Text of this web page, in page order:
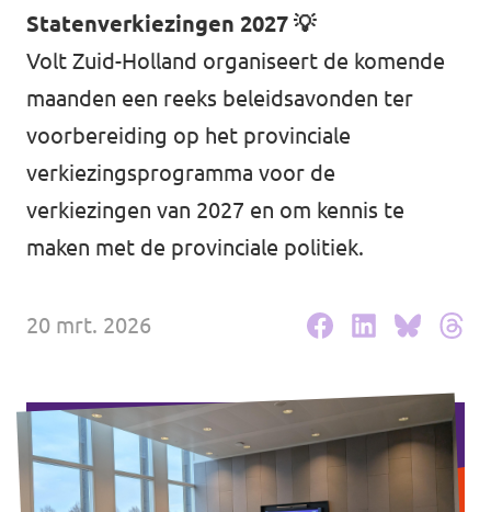
Den Haag
Gouda
Leiden
Leidschendam-Voorburg
Rotterdam
Lansingerland
Afdelingsbesturen
Bestuur Haag- en Rijnland
Statenverkiezingen 2027 💡
Volt Zuid-Holland organiseert de komende
maanden een reeks beleidsavonden ter
voorbereiding op het provinciale
verkiezingsprogramma voor de
verkiezingen van 2027 en om kennis te
maken met de provinciale politiek.
20 mrt. 2026